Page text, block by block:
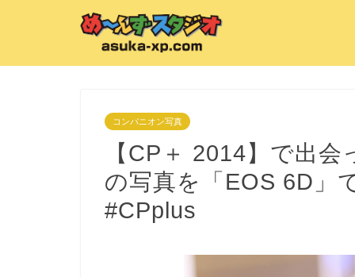
コンパニオン写真
【CP＋ 2014】で出
の写真を「EOS 6D」
#CPplus